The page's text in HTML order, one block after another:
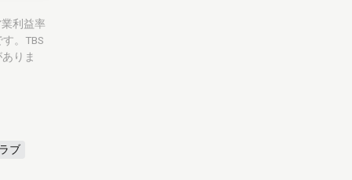
利益率
。TBS
りま
ブ